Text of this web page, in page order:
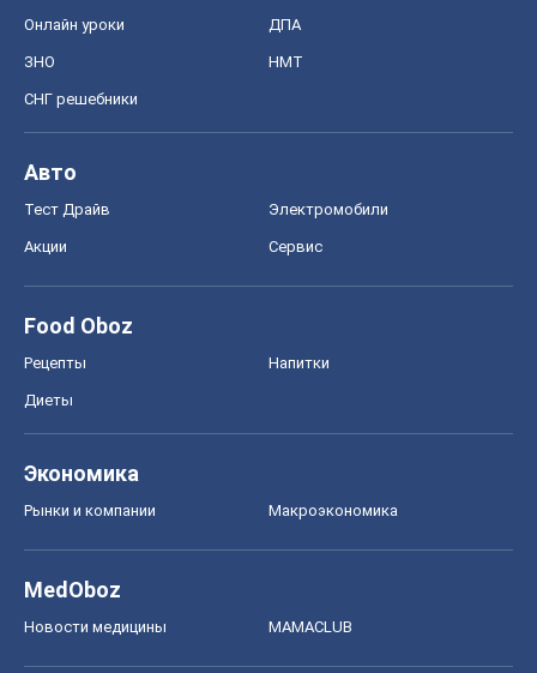
Онлайн уроки ДПА
ЗНО НМТ
СНГ решебники
Авто
Тест Драйв Электромобили
Акции Сервис
Food Oboz
Рецепты Напитки
Диеты
Экономика
Рынки и компании Mакроэкономика
MedOboz
Новости медицины MAMACLUB